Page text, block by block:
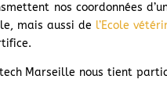
nos coordonnées
mais aussi de l’Ecole
Marseille nous tient